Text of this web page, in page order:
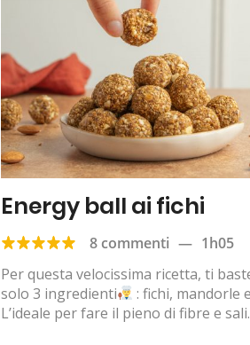
Energy ball ai fichi
8 commenti — 1h05
Per questa velocissima ricetta, ti
solo 3 ingredienti
: fichi, mandorle
L’ideale per fare il pieno di fibre e